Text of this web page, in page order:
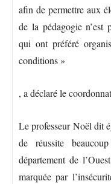
afin de permettre aux
de la pédagogie n’est
qui ont préféré
conditions »
, a déclaré le
Le professeur Noël dit
de réussite
département de
marquée par